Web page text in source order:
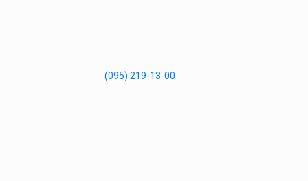
(095) 219-13-00